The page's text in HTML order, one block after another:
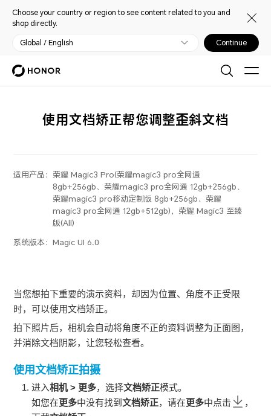
Choose your country or region to see content related to you and
shop directly.
Global / English Continue
使用文档矫正帮您调整歪斜文档
适用产品： 荣耀 Magic3 Pro(荣耀magic3 pro全网通
8gb+256gb、荣耀magic3 pro全网通 12gb+256gb、
荣耀magic3 pro移动定制版 8gb+256gb、荣耀
magic3 pro全网通 12gb+512gb)，荣耀 Magic3 至臻
版(All)
系统版本：Magic UI 6.0
当您想拍下重要的演示资料，却因为位置、角度不正受限
时，可以使用文档矫正。
拍下照片后，相机会自动将角度不正的资料调整为正面图，
并消除文档阴影，让您轻松查看。
使用文档矫正拍摄
进入相机> 更多，选择文档矫正模式。
如您在更多中没有找到文档矫正，请在更多中点击
，